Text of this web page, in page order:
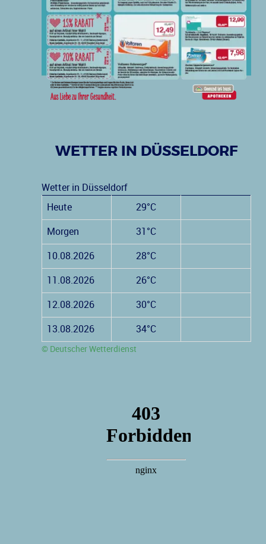
WETTER IN DÜSSELDORF
Wetter in Düsseldorf
Heute
29°C
Morgen 31°C
10.08.2026 28°C
11.08.2026 26°C
12.08.2026 30°C
13.08.2026 34°C
© Deutscher Wetterdienst